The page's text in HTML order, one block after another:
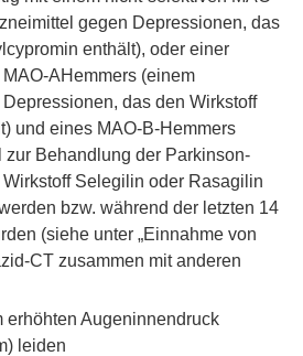
gegen Depressionen, das
enthält), oder einer
AHemmers (einem
das den Wirkstoff
und eines MAO-B-Hemmers
zur Behandlung der Parkinson-
Selegilin oder Rasagilin
bzw. während der letzten 14
(siehe unter „Einnahme von
CT zusammen mit anderen
erhöhten Augeninnendruck
leiden